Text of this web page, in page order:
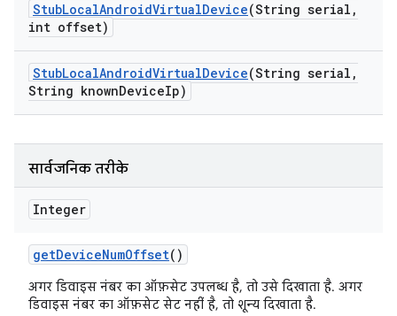
StubLocalAndroidVirtualDevice(String serial ,
int offset)
StubLocalAndroidVirtualDevice(String serial ,
String knownDeviceIp)
सार्वजनिक तरीके
Integer
getDeviceNumOffset()
अगर डिवाइस नंबर का ऑफ़सेट उपलब्ध है, तो उसे दिखाता है. अगर
डिवाइस नंबर का ऑफ़सेट सेट नहीं है, तो शून्य दिखाता है.